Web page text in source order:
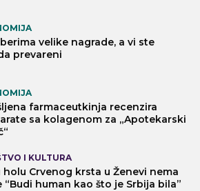
velike nagrade, a vi ste
prevareni
farmaceutkinja recenzira
sa kolagenom za „Apotekarski
I KULTURA
holu Crvenog krsta u Ženevi nema
“Budi human kao što je Srbija bila”